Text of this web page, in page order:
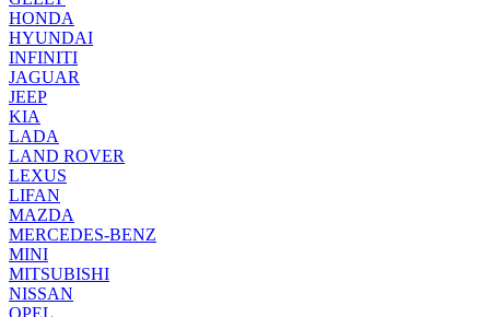
HONDA
HYUNDAI
INFINITI
JAGUAR
JEEP
KIA
LADA
LAND ROVER
LEXUS
LIFAN
MAZDA
MERCEDES-BENZ
MINI
MITSUBISHI
NISSAN
OPEL